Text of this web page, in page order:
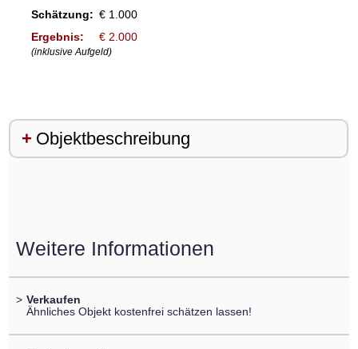
Schätzung: € 1.000
Ergebnis:
€ 2.000
(inklusive Aufgeld)
Objektbeschreibung
Weitere Informationen
> Verkaufen
Ähnliches Objekt kostenfrei schätzen lassen!